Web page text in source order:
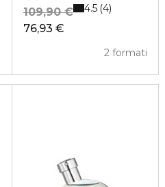
76,93 €
109,90 €
2 formati
4.5 4